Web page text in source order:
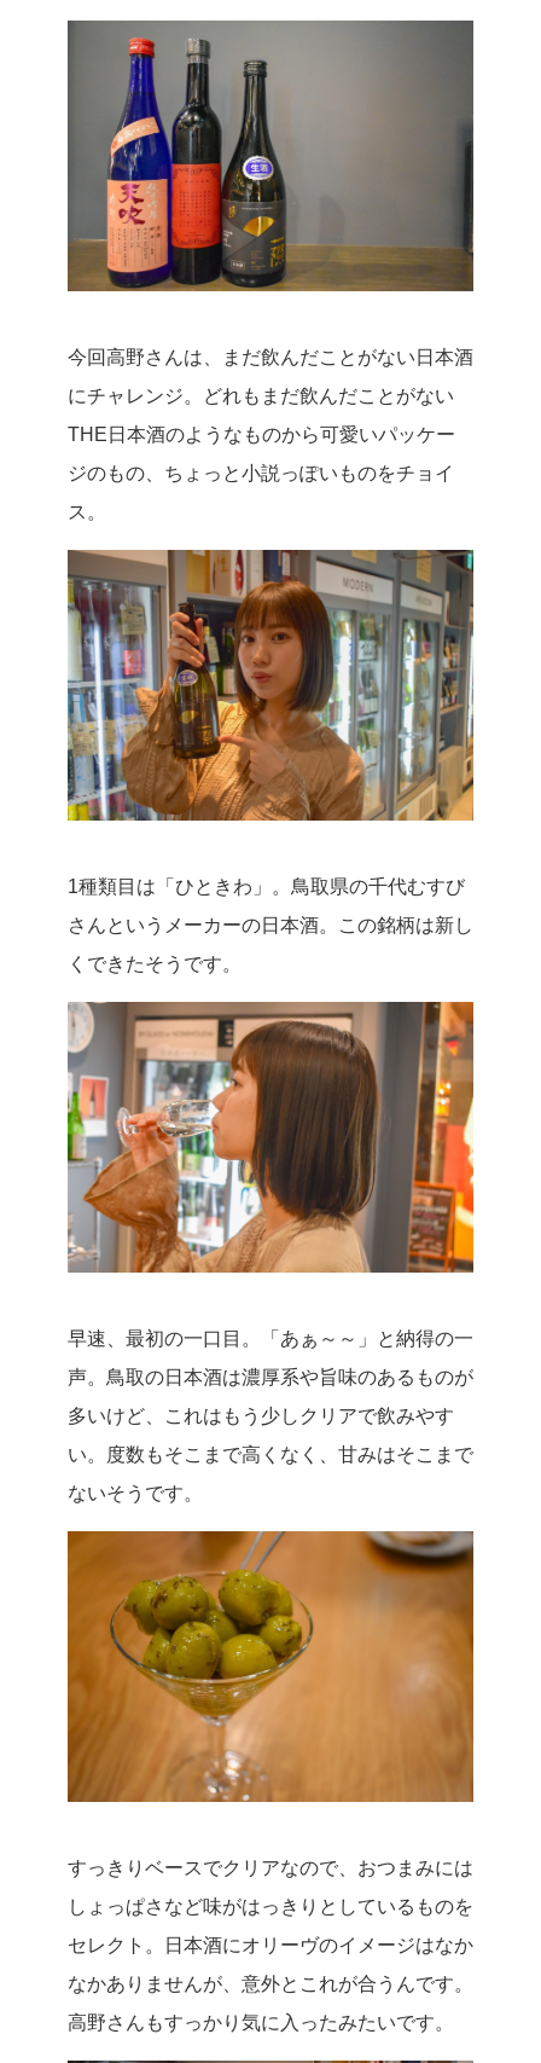
今回高野さんは、まだ飲んだことがない日本酒
にチャレンジ。どれもまだ飲んだことがない
THE日本酒のようなものから可愛いパッケー
ジのもの、ちょっと小説っぽいものをチョイ
ス。
1種類目は「ひときわ」。鳥取県の千代むすび
さんというメーカーの日本酒。この銘柄は新し
くできたそうです。
早速、最初の一口目。「あぁ～～」と納得の一
声。鳥取の日本酒は濃厚系や旨味のあるものが
多いけど、これはもう少しクリアで飲みやす
い。度数もそこまで高くなく、甘みはそこまで
ないそうです。
すっきりベースでクリアなので、おつまみには
しょっぱさなど味がはっきりとしているものを
セレクト。日本酒にオリーヴのイメージはなか
なかありませんが、意外とこれが合うんです。
高野さんもすっかり気に入ったみたいです。